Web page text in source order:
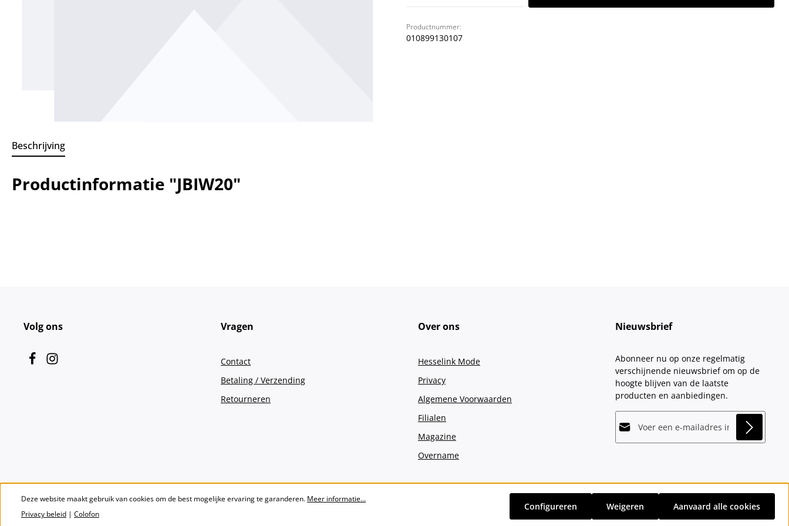
Productnummer:
010899130107
Beschrijving
Productinformatie "JBIW20"
Volg ons Vragen
Contact
Betaling / Verzending
Retourneren
Over ons
Hesselink Mode
Privacy
Algemene Voorwaarden
Filialen
Magazine
Overname
Nieuwsbrief
Abonneer nu op onze regelmatig
verschijnende nieuwsbrief om op de
hoogte blijven van de laatste
producten en aanbiedingen.
u dat u onze
gegevensbeschermingsinformatiehebt
gelezen en onze
algemene voorwaardenhebt
verzendkostenen eventuele bezorgkosten, indien niet anders vermeld.
Deze website maakt gebruik van cookies om de best mogelijke ervaring te garanderen. Meer informatie...
Privacy beleid | Colofon
Weigeren
Configureren Aanvaard alle cookies